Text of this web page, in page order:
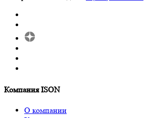
Компания ISON
О компании